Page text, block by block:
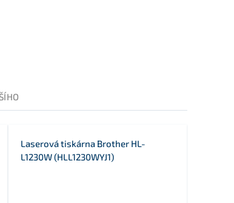
Laserová tiskárna Brother HL-
L1230W (HLL1230WYJ1)